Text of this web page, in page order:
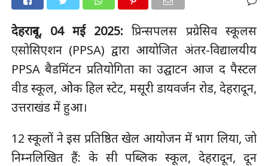
देहरादून, 04 मई 2025: प्रिन्सपलस प्रग्रेसिव स्कूलस
एसोसिएशन (PPSA) द्वारा आयोजित अंतर-विद्यालयीय
PPSA बैडमिंटन प्रतियोगिता का उद्घाटन आज द पैस्टल
वीड स्कूल, ओक हिल स्टेट, मसूरी डायवर्जन रोड, देहरादून,
उत्तराखंड में हुआ।
12 स्कूलों ने इस प्रतिष्ठित खेल आयोजन में भाग लिया, जो
निम्नलिखित हैं: के सी पब्लिक स्कूल, देहरादून, दून